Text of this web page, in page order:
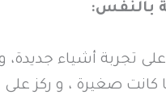
تجربة أشياء جديدة،
كانت صغيرة ، و ركز